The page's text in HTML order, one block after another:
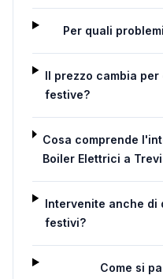
Per quali
Il prezzo cambia
festive?
Cosa comprende
Boiler Elettrici a
Intervenite anche di
festivi?
Come si